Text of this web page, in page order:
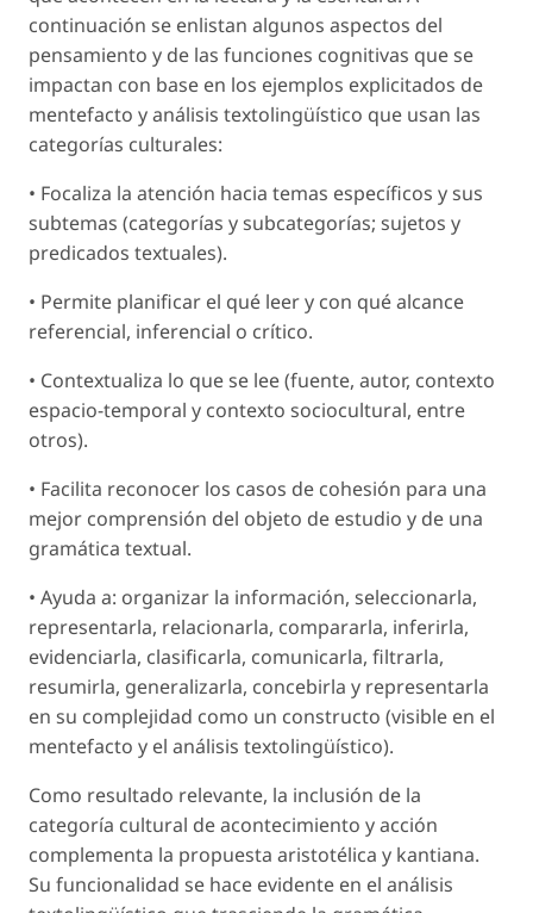
continuación se enlistan algunos aspectos del
pensamiento y de las funciones cognitivas que se
impactan con base en los ejemplos explicitados de
mentefacto y análisis textolingüístico que usan las
categorías culturales:
• Focaliza la atención hacia temas específicos y sus
subtemas (categorías y subcategorías; sujetos y
predicados textuales).
• Permite planificar el qué leer y con qué alcance
referencial, inferencial o crítico.
• Contextualiza lo que se lee (fuente, autor, contexto
espacio-temporal y contexto sociocultural, entre
otros).
• Facilita reconocer los casos de cohesión para una
mejor comprensión del objeto de estudio y de una
gramática textual.
• Ayuda a: organizar la información, seleccionarla,
representarla, relacionarla, compararla, inferirla,
evidenciarla, clasificarla, comunicarla, filtrarla,
resumirla, generalizarla, concebirla y representarla
en su complejidad como un constructo (visible en el
mentefacto y el análisis textolingüístico).
Como resultado relevante, la inclusión de la
categoría cultural de acontecimiento y acción
complementa la propuesta aristotélica y kantiana.
Su funcionalidad se hace evidente en el análisis